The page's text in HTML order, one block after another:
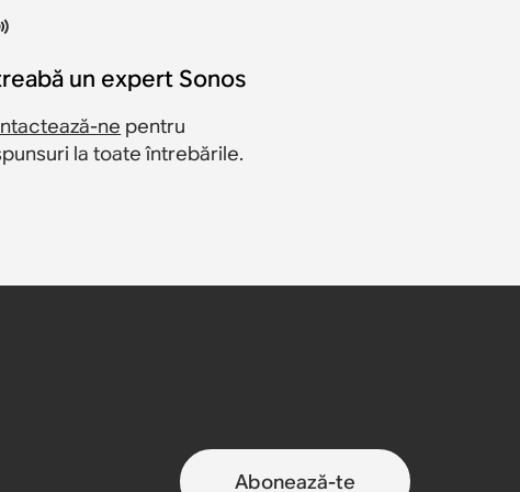
un expert Sonos
ne pentru
la toate întrebările.
Abonează-te